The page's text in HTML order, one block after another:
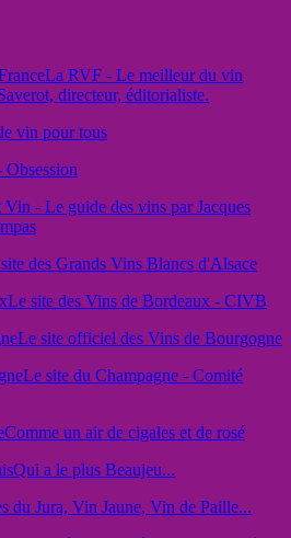
La RVF - Le meilleur du vin
directeur, éditorialiste.
vin pour tous
Obsession
- Le guide des vins par Jacques
des Grands Vins Blancs d'Alsace
Le site des Vins de Bordeaux - CIVB
Le site officiel des Vins de Bourgogne
Le site du Champagne - Comité
Comme un air de cigales et de rosé
Qui a le plus Beaujeu...
du Jura, Vin Jaune, Vin de Paille...